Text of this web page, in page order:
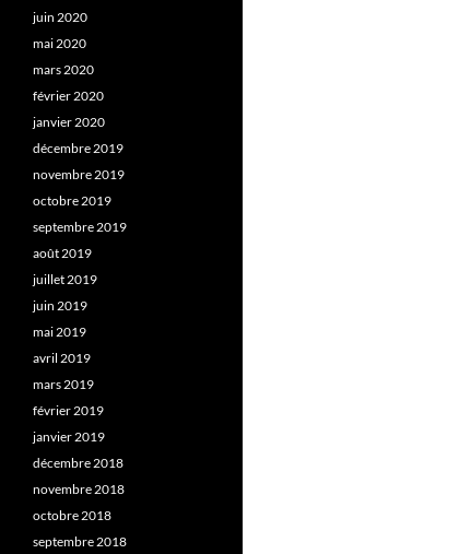
juin 2020
mai 2020
mars 2020
février 2020
janvier 2020
décembre 2019
novembre 2019
octobre 2019
septembre 2019
août 2019
juillet 2019
juin 2019
mai 2019
avril 2019
mars 2019
février 2019
janvier 2019
décembre 2018
novembre 2018
octobre 2018
septembre 2018